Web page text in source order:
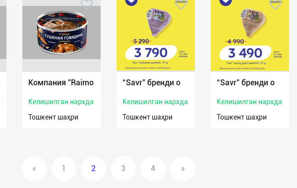
Компания "Raimo
Келишилган нархда
Тошкент шаҳри
“Savr” бренди о
Келишилган нархда
Тошкент шаҳри
“Savr” бренди о
Келишилган нархда
Тошкент шаҳри
« 1 2 3 4 »